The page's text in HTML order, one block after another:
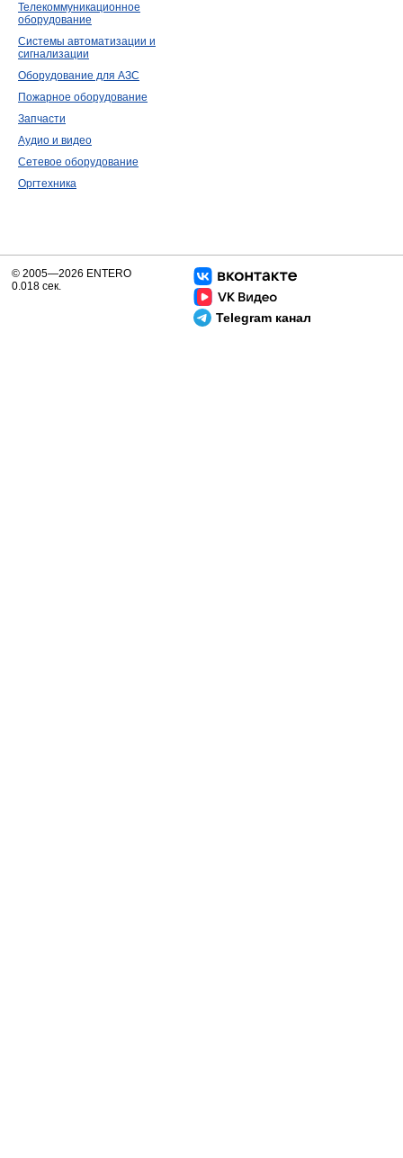
Телекоммуникационное
оборудование
Системы автоматизации и
сигнализации
Оборудование для АЗС
Пожарное оборудование
Запчасти
Аудио и видео
Сетевое оборудование
Оргтехника
Telegram канал
© 2005—2026 ENTERO
0.018 сек.